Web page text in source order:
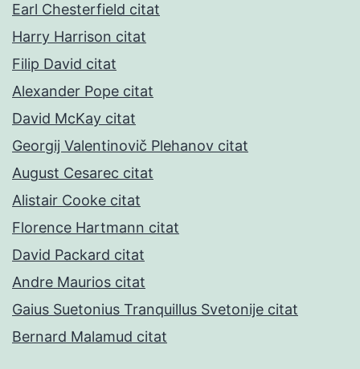
Earl Chesterfield citat
Harry Harrison citat
Filip David citat
Alexander Pope citat
David McKay citat
Georgij Valentinovič Plehanov citat
August Cesarec citat
Alistair Cooke citat
Florence Hartmann citat
David Packard citat
Andre Maurios citat
Gaius Suetonius Tranquillus Svetonije citat
Bernard Malamud citat